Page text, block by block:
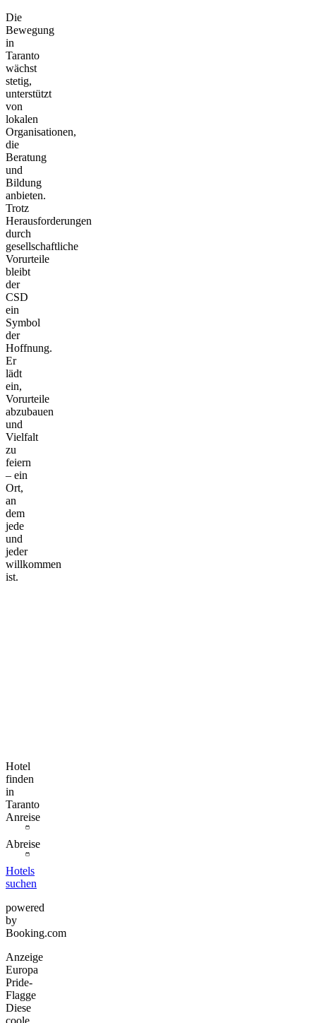
Die
Bewegung
in
Taranto
wächst
stetig,
unterstützt
von
lokalen
Organisationen,
die
Beratung
und
Bildung
anbieten.
Trotz
Herausforderungen
durch
gesellschaftliche
Vorurteile
bleibt
der
CSD
ein
Symbol
der
Hoffnung.
Er
lädt
ein,
Vorurteile
abzubauen
und
Vielfalt
zu
feiern
– ein
Ort,
an
dem
jede
und
jeder
willkommen
ist.
Hotel
finden
in
Taranto
Anreise
Abreise
Hotels
suchen
powered
by
Booking.com
Anzeige
Europa
Pride-
Flagge
Diese
coole